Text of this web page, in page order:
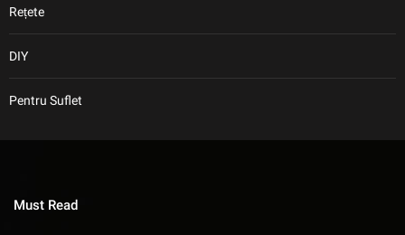
Rețete
DIY
Pentru Suflet
Must Read